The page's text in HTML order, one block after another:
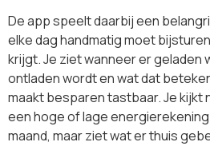
De app speelt daarbij een
elke dag handmatig moet
krijgt. Je ziet wanneer er geladen
ontladen wordt en wat dat
maakt besparen tastbaar. Je kijkt
een hoge of lage
maand, maar ziet wat er thuis